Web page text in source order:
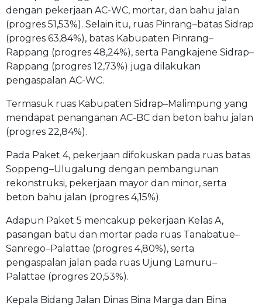
dengan pekerjaan AC-WC, mortar, dan bahu jalan
(progres 51,53%). Selain itu, ruas Pinrang–batas Sidrap
(progres 63,84%), batas Kabupaten Pinrang–
Rappang (progres 48,24%), serta Pangkajene Sidrap–
Rappang (progres 12,73%) juga dilakukan
pengaspalan AC-WC.
Termasuk ruas Kabupaten Sidrap–Malimpung yang
mendapat penanganan AC-BC dan beton bahu jalan
(progres 22,84%).
Pada Paket 4, pekerjaan difokuskan pada ruas batas
Soppeng–Ulugalung dengan pembangunan
rekonstruksi, pekerjaan mayor dan minor, serta
beton bahu jalan (progres 4,15%).
Adapun Paket 5 mencakup pekerjaan Kelas A,
pasangan batu dan mortar pada ruas Tanabatue–
Sanrego–Palattae (progres 4,80%), serta
pengaspalan jalan pada ruas Ujung Lamuru–
Palattae (progres 20,53%).
Kepala Bidang Jalan Dinas Bina Marga dan Bina